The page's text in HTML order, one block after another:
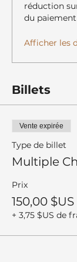
réduction
du paiement
Afficher les
Billets
Vente expirée
Type de billet
Multiple
Prix
150,00 $US
+ 3,75 $US de